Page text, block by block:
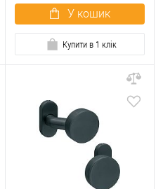
У кошик
Купити в 1 клік